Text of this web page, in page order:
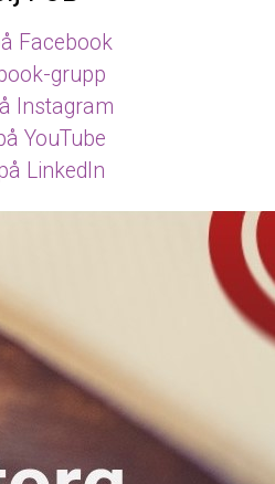
Facebook
grupp
Instagram
YouTube
LinkedIn